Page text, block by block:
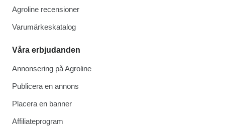
Agroline recensioner
Varumärkeskatalog
Våra erbjudanden
Annonsering på Agroline
Publicera en annons
Placera en banner
Affiliateprogram